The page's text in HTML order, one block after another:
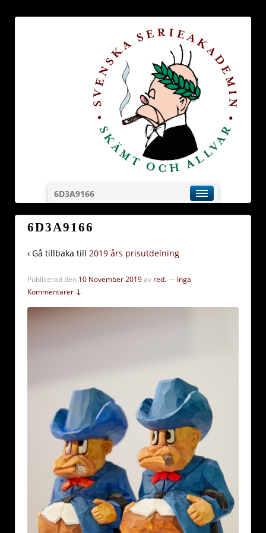
6D3A9166
6D3A9166
‹ Gå tillbaka till 2019 års prisutdelning
Publicerad den 10 November 2019av red.— Inga
Kommentarer ↓